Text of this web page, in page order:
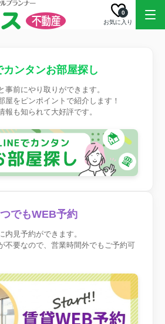
お気に入り
0
カンタンお部屋探し
事前にやり取りができます。
屋をピンポイントで紹介します！
報も知られて大好評です。
でもWEB予約
内見予約ができます。
不要なので、営業時間外でもご予約可